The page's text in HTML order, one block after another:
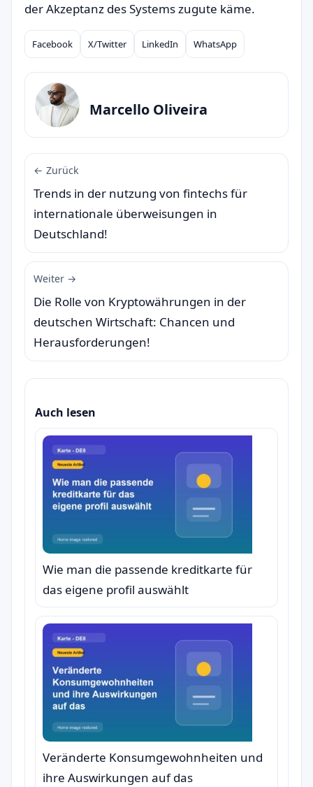
der Akzeptanz des Systems zugute käme.
Compartilhar
Facebook X/Twitter LinkedIn WhatsApp
Marcello Oliveira
← Zurück
Trends in der nutzung von fintechs für
internationale überweisungen in
Deutschland!
Weiter →
Die Rolle von Kryptowährungen in der
deutschen Wirtschaft: Chancen und
Herausforderungen!
Auch lesen
Wie man die passende kreditkarte für
das eigene profil auswählt
Veränderte Konsumgewohnheiten und
ihre Auswirkungen auf das